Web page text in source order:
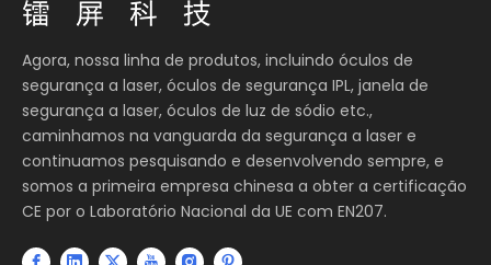
Agora, nossa linha de produtos, incluindo óculos de
segurança a laser, óculos de segurança IPL, janela de
segurança a laser, óculos de luz de sódio etc.,
caminhamos na vanguarda da segurança a laser e
continuamos pesquisando e desenvolvendo sempre, e
somos a primeira empresa chinesa a obter a certificação
CE por o Laboratório Nacional da UE com EN207.